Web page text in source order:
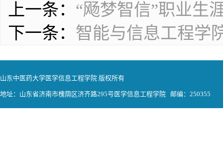
上一条： “飏梦智信”职业生
下一条： 智能与信息工程学
山东中医药大学医学信息工程学院 版权所有
地址：山东省济南市槐荫区济齐路295号医学信息工程学院 邮编：250355